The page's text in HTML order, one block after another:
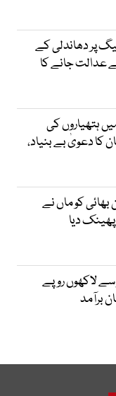
پر دھاندلی کے
عدالت جانے کا
ہتھیاروں کی
کا دعویٰ بے بنیاد،
بھائی کو ماں نے
دیا
سے لاکھوں روپے
برآمد